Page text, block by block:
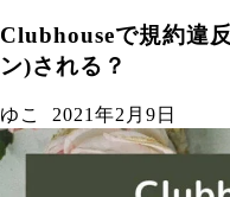
Clubhouseで規約違
ン)される？
ゆこ 2021年2月9日